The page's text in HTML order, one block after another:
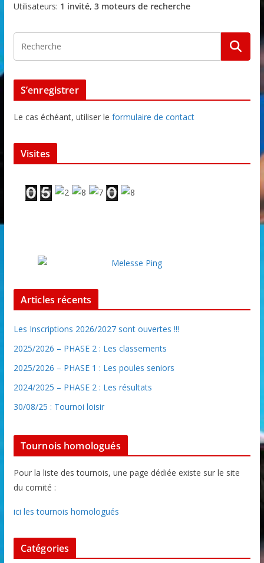
Utilisateurs: 1 invité, 3 moteurs de recherche
S’enregistrer
Le cas échéant, utiliser le formulaire de contact
Visites
Articles récents
Les Inscriptions 2026/2027 sont ouvertes !!!
2025/2026 – PHASE 2 : Les classements
2025/2026 – PHASE 1 : Les poules seniors
2024/2025 – PHASE 2 : Les résultats
30/08/25 : Tournoi loisir
Tournois homologués
Pour la liste des tournois, une page dédiée existe sur le site
du comité :
ici les tournois homologués
Catégories